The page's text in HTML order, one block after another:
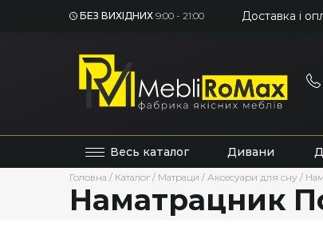
БЕЗ ВИХІДНИХ 9:00 - 21:00 Доставка і
Весь каталог Дивани
Головна / Каталог / Матраци / Аксесуари для сну /
Наматрацник